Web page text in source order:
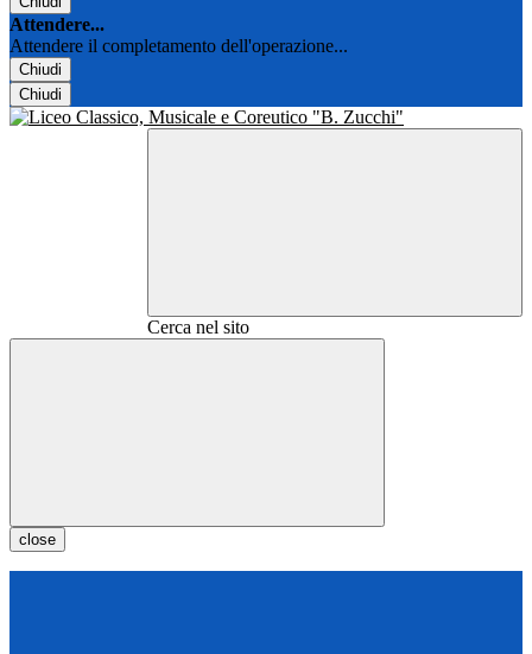
Attendere...
Attendere il completamento dell'operazione...
Chiudi
Chiudi
Cerca nel sito
close